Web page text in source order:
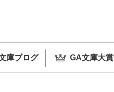
庫ブログ GA文庫大賞